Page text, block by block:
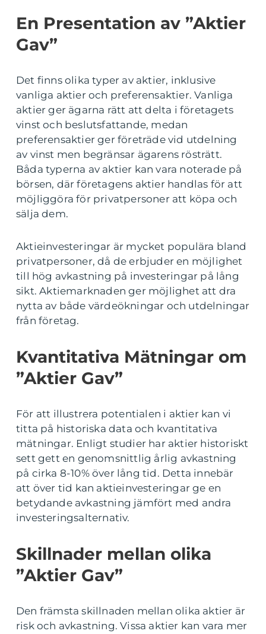
En Presentation av ”Aktier
Gav”
Det finns olika typer av aktier, inklusive
vanliga aktier och preferensaktier. Vanliga
aktier ger ägarna rätt att delta i företagets
vinst och beslutsfattande, medan
preferensaktier ger företräde vid utdelning
av vinst men begränsar ägarens rösträtt.
Båda typerna av aktier kan vara noterade på
börsen, där företagens aktier handlas för att
möjliggöra för privatpersoner att köpa och
sälja dem.
Aktieinvesteringar är mycket populära bland
privatpersoner, då de erbjuder en möjlighet
till hög avkastning på investeringar på lång
sikt. Aktiemarknaden ger möjlighet att dra
nytta av både värdeökningar och utdelningar
från företag.
Kvantitativa Mätningar om
”Aktier Gav”
För att illustrera potentialen i aktier kan vi
titta på historiska data och kvantitativa
mätningar. Enligt studier har aktier historiskt
sett gett en genomsnittlig årlig avkastning
på cirka 8-10% över lång tid. Detta innebär
att över tid kan aktieinvesteringar ge en
betydande avkastning jämfört med andra
investeringsalternativ.
Skillnader mellan olika
”Aktier Gav”
Den främsta skillnaden mellan olika aktier är
risk och avkastning. Vissa aktier kan vara mer